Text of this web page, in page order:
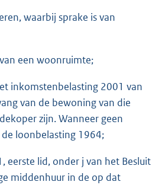
waarbij sprake is van
een woonruimte;
inkomstenbelasting 2001 van
van de bewoning van die
zijn. Wanneer geen
loonbelasting 1964;
eerste lid, onder j van het Besluit
middenhuur in de op dat